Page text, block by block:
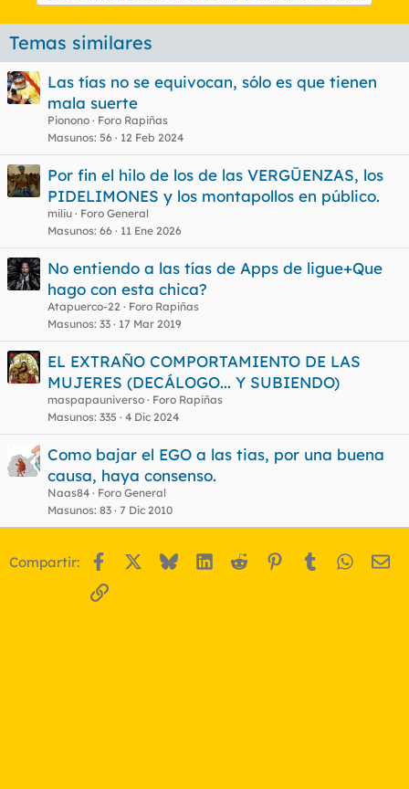
Temas similares
Las tías no se equivocan, sólo es que tienen
mala suerte
Pionono
Foro Rapiñas
Masunos 56 12 Feb 2024
Por fin el hilo de los de las VERGŪENZAS, los
PIDELIMONES y los montapollos en público.
miliu
Foro General
Masunos 66 11 Ene 2026
No entiendo a las tías de Apps de ligue+Que
hago con esta chica?
Atapuerco-22
Foro Rapiñas
Masunos 33 17 Mar 2019
EL EXTRAÑO COMPORTAMIENTO DE LAS
MUJERES (DECÁLOGO... Y SUBIENDO)
maspapauniverso
Foro Rapiñas
Masunos 335 4 Dic 2024
Como bajar el EGO a las tias, por una buena
causa, haya consenso.
Naas84
Foro General
Masunos 83 7 Dic 2010
Compartir: Facebook BlueskyLinkedIn
Reddit Pinterest
Tumblr
Enlace